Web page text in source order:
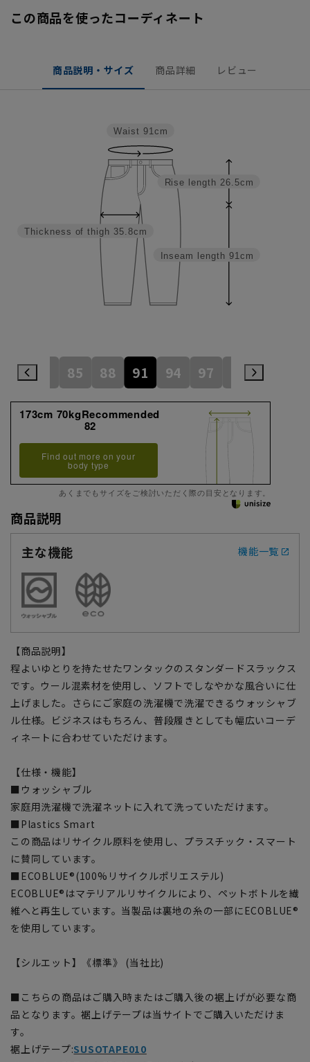
この商品を使ったコーディネート
商品説明・サイズ 商品詳細 レビュー
Inseam length 91cm
Rise length 26.5cm
Thickness of thigh 35.8cm
Waist 91cm
82 85 88 91 94 97 100
173cm 70kgRecommended
82
Find out more on your
body type
あくまでもサイズをご検討いただく際の目安となります。
商品説明
主な機能
機能一覧
【商品説明】
程よいゆとりを持たせたワンタックのスタンダードスラックス
です。ウール混素材を使用し、ソフトでしなやかな風合いに仕
上げました。さらにご家庭の洗濯機で洗濯できるウォッシャブ
ル仕様。ビジネスはもちろん、普段履きとしても幅広いコーデ
ィネートに合わせていただけます。
【仕様・機能】
■ウォッシャブル
家庭用洗濯機で洗濯ネットに入れて洗っていただけます。
■Plastics Smart
この商品はリサイクル原料を使用し、プラスチック・スマート
に賛同しています。
■ECOBLUE®(100%リサイクルポリエステル)
ECOBLUE®はマテリアルリサイクルにより、ペットボトルを繊
維へと再生しています。当製品は裏地の糸の一部にECOBLUE®
を使用しています。
【シルエット】《標準》 (当社比)
■こちらの商品はご購入時またはご購入後の裾上げが必要な商
品となります。裾上げテープは当サイトでご購入いただけま
す。
裾上げテープ:SUSOTAPE010